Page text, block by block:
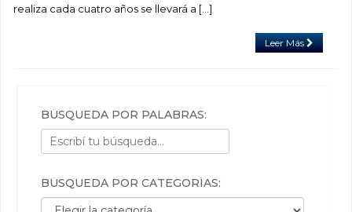
realiza cada cuatro años se llevará a […]
Leer Más
BÚSQUEDA POR PALABRAS:
BÚSQUEDA POR CATEGORÍAS:
Búsqueda por categorías: